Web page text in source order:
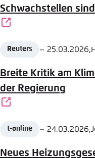
Schwachstellen sind
Reuters Date
– 25.03.2026,
Author
Breite Kritik am
der Regierung
t-online Date
– 24.03.2026,
Author
Neues
Abbrechen
Dunkel
Automatisch
Einstellung
speichern